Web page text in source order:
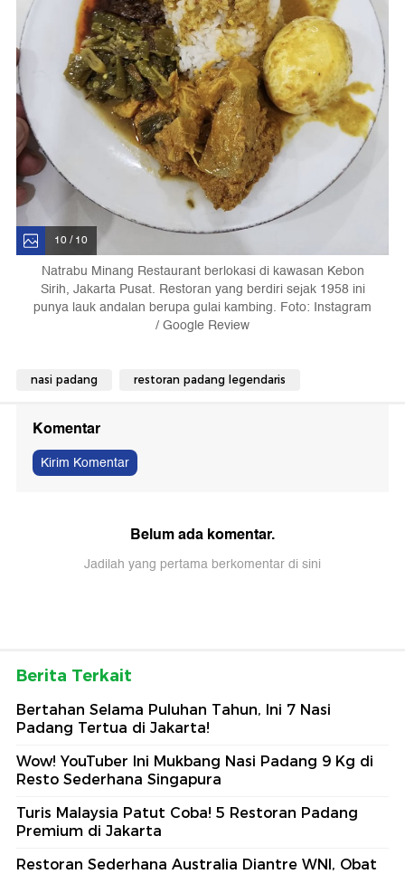
10 / 10
Natrabu Minang Restaurant berlokasi di kawasan Kebon
Sirih, Jakarta Pusat. Restoran yang berdiri sejak 1958 ini
punya lauk andalan berupa gulai kambing. Foto: Instagram
/ Google Review
nasi padang restoran padang legendaris
Komentar
Kirim Komentar
Belum ada komentar.
Jadilah yang pertama berkomentar di sini
Berita Terkait
Bertahan Selama Puluhan Tahun, Ini 7 Nasi
Padang Tertua di Jakarta!
Wow! YouTuber Ini Mukbang Nasi Padang 9 Kg di
Resto Sederhana Singapura
Turis Malaysia Patut Coba! 5 Restoran Padang
Premium di Jakarta
Restoran Sederhana Australia Diantre WNI, Obat